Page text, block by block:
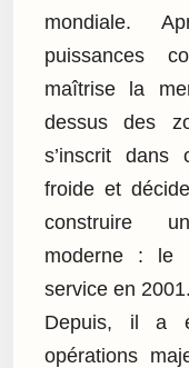
mondiale.
puissances
maîtrise la
dessus des
s’inscrit dans
froide et
construire
moderne : le
service en 2001.
Depuis, il a
opérations